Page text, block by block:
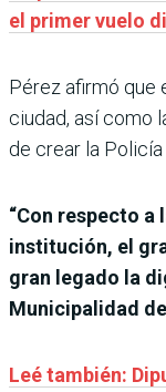
el primer vuelo
Pérez afirmó que
ciudad, así como
de crear la
“Con respecto
institución, el
gran legado la
Municipalidad
Leé también: